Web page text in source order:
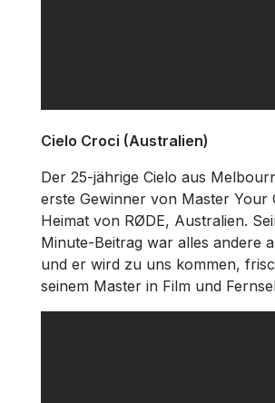
Cielo Croci (Australien)
Der 25-jährige Cielo aus
erste Gewinner von Master Your
Heimat von RØDE, Australien.
Minute-Beitrag war alles andere
und er wird zu uns kommen,
seinem Master in Film und